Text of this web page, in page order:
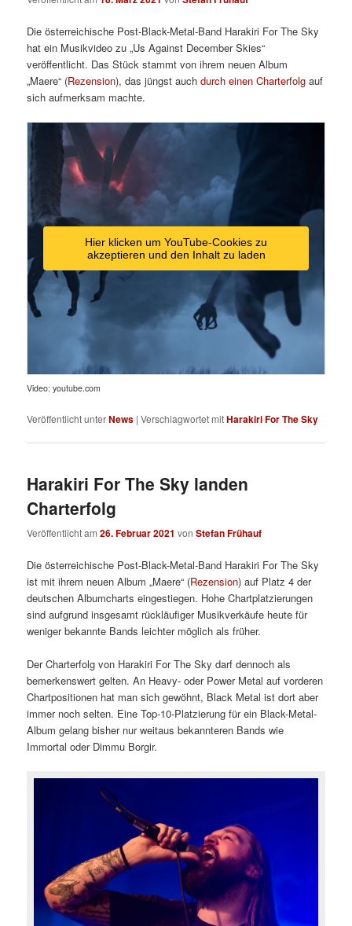
Die österreichische Post-Black-Metal-Band Harakiri For The Sky
hat ein Musikvideo zu „Us Against December Skies“
veröffentlicht. Das Stück stammt von ihrem neuen Album
„Maere“ (Rezension), das jüngst auchdurch einen Charterfolg auf
sich aufmerksam machte.
Hier klicken um YouTube-Cookies zu
akzeptieren und den Inhalt zu laden
Video: youtube.com
Veröffentlicht unterNews |Verschlagwortet mitHarakiri For The Sky
Harakiri For The Sky landen
Charterfolg
Veröffentlicht am26. Februar 2021 vonStefan Frühauf
Die österreichische Post-Black-Metal-Band Harakiri For The Sky
ist mit ihrem neuen Album „Maere“ (Rezension) auf Platz 4 der
deutschen Albumcharts eingestiegen. Hohe Chartplatzierungen
sind aufgrund insgesamt rückläufiger Musikverkäufe heute für
weniger bekannte Bands leichter möglich als früher.
Der Charterfolg von Harakiri For The Sky darf dennoch als
bemerkenswert gelten. An Heavy- oder Power Metal auf vorderen
Chartpositionen hat man sich gewöhnt, Black Metal ist dort aber
immer noch selten. Eine Top-10-Platzierung für ein Black-Metal-
Album gelang bisher nur weitaus bekannteren Bands wie
Immortal oder Dimmu Borgir.